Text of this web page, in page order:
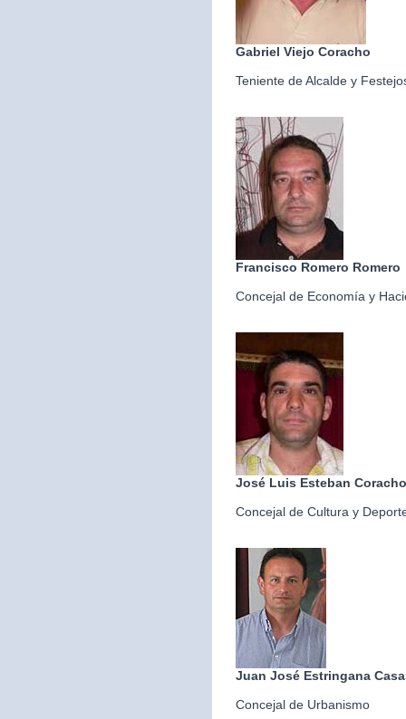
Gabriel Viejo Coracho
Teniente de Alcalde y
Francisco Romero Romero
Concejal de Economía y
José Luis Esteban Coracho
Concejal de Cultura y
Juan José Estringana
Concejal de Urbanismo